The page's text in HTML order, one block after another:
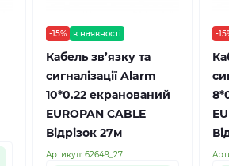
-15% в наявності
Кабель зв’язку та
сигналізації Alarm
10*0.22 екранований
EUROPAN CABLE
Відрізок 27м
Артикул: 62649_27
-